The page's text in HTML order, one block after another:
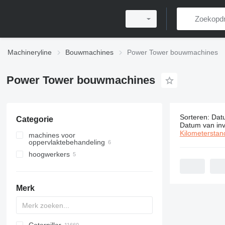
Machineryline Bouwmachines Power Tower bouwmachines
Power Tower bouwmachines
Categorie
machines voor
oppervlaktebehandeling
betonvlinders
hoogwerkers
Merk
11
Sorteren:
Datum van